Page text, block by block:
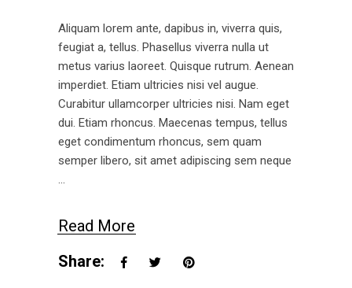
Aliquam lorem ante, dapibus in, viverra quis,
feugiat a, tellus. Phasellus viverra nulla ut
metus varius laoreet. Quisque rutrum. Aenean
imperdiet. Etiam ultricies nisi vel augue.
Curabitur ullamcorper ultricies nisi. Nam eget
dui. Etiam rhoncus. Maecenas tempus, tellus
eget condimentum rhoncus, sem quam
semper libero, sit amet adipiscing sem neque
Read More
Share: